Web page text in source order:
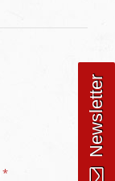
*
Newsletter